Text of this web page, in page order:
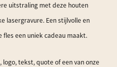
uitstraling met deze houten
lasergravure. Een stijlvolle en
een uniek cadeau maakt.
tekst, quote of een van onze